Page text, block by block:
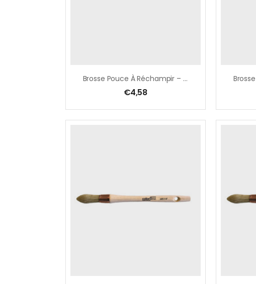
Brosse Pouce À Réchampir – Laqueur Ø 14 Mm, Pure Soie Blanche, Avec Ficelle
€4,58